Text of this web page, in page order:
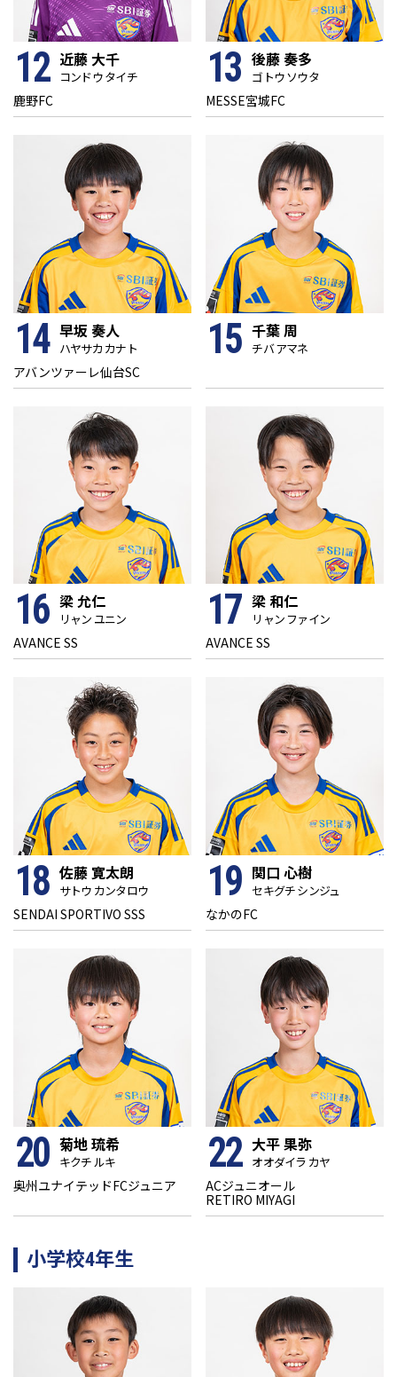
近藤 大千
コンドウ タイチ
12
鹿野FC
後藤 奏多
ゴトウ ソウタ
13
MESSE宮城FC
早坂 奏人
ハヤサカ カナト
14
アバンツァーレ仙台SC
千葉 周
チバ アマネ
15
梁 允仁
リャン ユニン
16
AVANCE SS
梁 和仁
リャン ファイン
17
AVANCE SS
佐藤 寛太朗
サトウ カンタロウ
18
SENDAI SPORTIVO SSS
関口 心樹
セキグチ シンジュ
19
なかのFC
菊地 琉希
キクチ ルキ
20
奥州ユナイテッドFCジュニア
大平 果弥
オオダイラ カヤ
22
ACジュニオール
RETIRO MIYAGI
小学校4年生